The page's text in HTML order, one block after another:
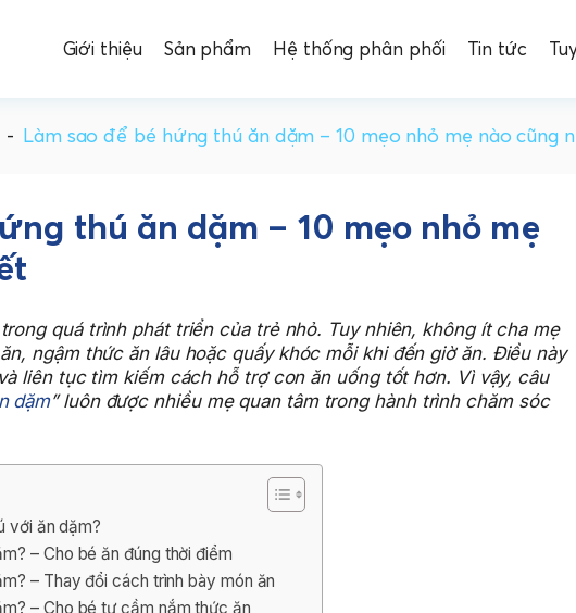
Giới thiệu Sản phẩm Hệ thống phân phối Tin tức
- Làm sao để bé hứng thú ăn dặm – 10 mẹo nhỏ mẹ nào cũng
thú ăn dặm – 10 mẹo nhỏ mẹ
quá trình phát triển của trẻ nhỏ. Tuy nhiên, không ít cha mẹ
ngậm thức ăn lâu hoặc quấy khóc mỗi khi đến giờ ăn. Điều này
liên tục tìm kiếm cách hỗ trợ con ăn uống tốt hơn. Vì vậy, câu
dặm” luôn được nhiều mẹ quan tâm trong hành trình chăm sóc
với ăn dặm?
– Cho bé ăn đúng thời điểm
– Thay đổi cách trình bày món ăn
– Cho bé tự cầm nắm thức ăn